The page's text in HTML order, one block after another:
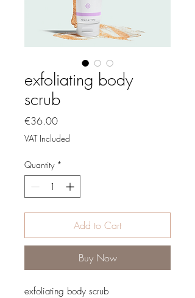
exfoliating body
scrub
€36.00Price
VAT Included
Quantity *
Add to Cart
Buy Now
exfoliating body scrub